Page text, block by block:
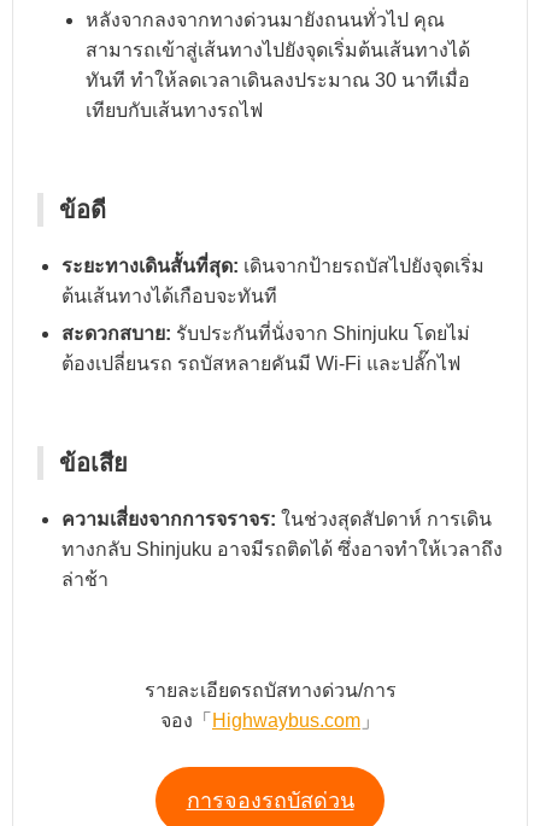
หลังจากลงจากทางด่วนมายังถนนทั่วไป คุณ
สามารถเข้าสู่เส้นทางไปยังจุดเริ่มต้นเส้นทางได้
ทันที ทำให้ลดเวลาเดินลงประมาณ 30 นาทีเมื่อ
เทียบกับเส้นทางรถไฟ
ข้อดี
ระยะทางเดินสั้นที่สุด: เดินจากป้ายรถบัสไปยังจุดเริ่ม
ต้นเส้นทางได้เกือบจะทันที
สะดวกสบาย: รับประกันที่นั่งจาก Shinjuku โดยไม่
ต้องเปลี่ยนรถ รถบัสหลายคันมี Wi-Fi และปลั๊กไฟ
ข้อเสีย
ความเสี่ยงจากการจราจร: ในช่วงสุดสัปดาห์ การเดิน
ทางกลับ Shinjuku อาจมีรถติดได้ ซึ่งอาจทำให้เวลาถึง
ล่าช้า
รายละเอียดรถบัสทางด่วน/การ
จอง「 Highwaybus.com 」
การจองรถบัสด่วน